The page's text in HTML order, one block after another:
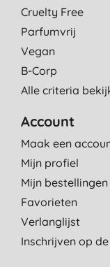
Cruelty Free
Parfumvrij
Vegan
B-Corp
Alle criteria
Account
Maak een
Mijn profiel
Mijn bestellingen
Favorieten
Verlanglijst
Inschrijven op